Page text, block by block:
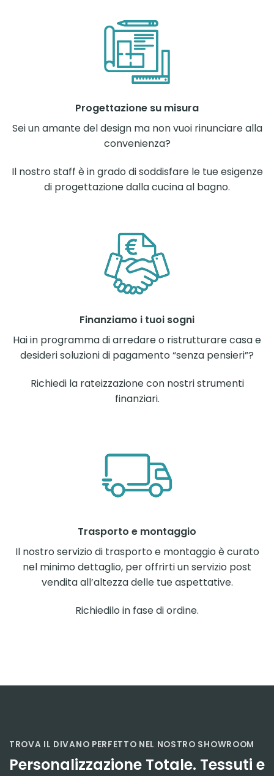
Progettazione su misura
Sei un amante del design ma non vuoi rinunciare alla
convenienza?
Il nostro staff è in grado di soddisfare le tue esigenze
di progettazione dalla cucina al bagno.
Finanziamo i tuoi sogni
Hai in programma di arredare o ristrutturare casa e
desideri soluzioni di pagamento “senza pensieri”?
Richiedi la rateizzazione con nostri strumenti
finanziari.
Trasporto e montaggio
Il nostro servizio di trasporto e montaggio è curato
nel minimo dettaglio, per offrirti un servizio post
vendita all’altezza delle tue aspettative.
Richiedilo in fase di ordine.
TROVA IL DIVANO PERFETTO NEL NOSTRO SHOWROOM
Personalizzazione Totale. Tessuti e